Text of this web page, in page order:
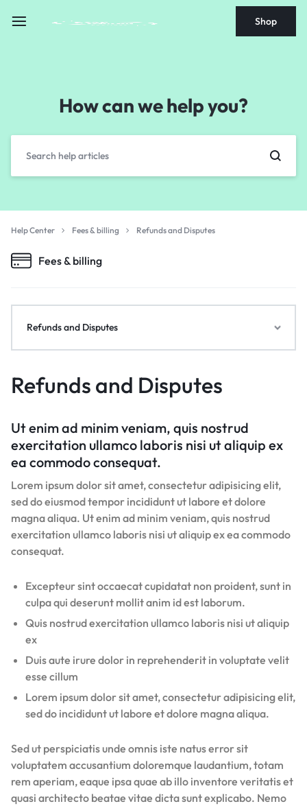
Shop
How can we help you?
Help Center Fees & billing Refunds and Disputes
Fees & billing
Refunds and Disputes
Ut enim ad minim veniam, quis nostrud
exercitation ullamco laboris nisi ut aliquip ex
ea commodo consequat.
Lorem ipsum dolor sit amet, consectetur adipisicing elit,
sed do eiusmod tempor incididunt ut labore et dolore
magna aliqua. Ut enim ad minim veniam, quis nostrud
exercitation ullamco laboris nisi ut aliquip ex ea commodo
consequat.
Excepteur sint occaecat cupidatat non proident, sunt in
culpa qui deserunt mollit anim id est laborum.
Quis nostrud exercitation ullamco laboris nisi ut aliquip
ex
Duis aute irure dolor in reprehenderit in voluptate velit
esse cillum
Lorem ipsum dolor sit amet, consectetur adipisicing elit,
sed do incididunt ut labore et dolore magna aliqua.
Sed ut perspiciatis unde omnis iste natus error sit
voluptatem accusantium doloremque laudantium, totam
rem aperiam, eaque ipsa quae ab illo inventore veritatis et
quasi architecto beatae vitae dicta sunt explicabo. Nemo
Refunds and Disputes